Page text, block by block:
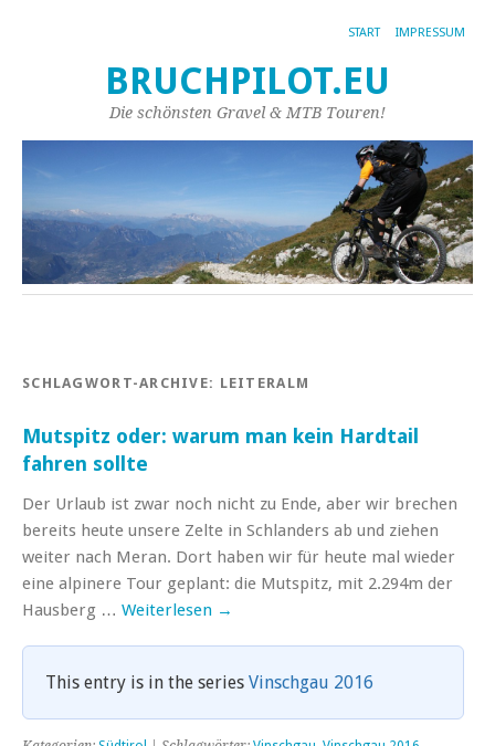
START IMPRESSUM
BRUCHPILOT.EU
Die schönsten Gravel & MTB Touren!
SCHLAGWORT-ARCHIVE: LEITERALM
Mutspitz oder: warum man kein Hardtail
fahren sollte
Der Urlaub ist zwar noch nicht zu Ende, aber wir brechen
bereits heute unsere Zelte in Schlanders ab und ziehen
weiter nach Meran. Dort haben wir für heute mal wieder
eine alpinere Tour geplant: die Mutspitz, mit 2.294m der
Hausberg … Weiterlesen →
This entry is in the series Vinschgau 2016